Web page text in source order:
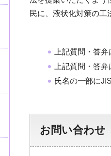
民に、液状化対策の工
上記質問・答弁
上記質問・答
氏名の一部に
お問い合わせ